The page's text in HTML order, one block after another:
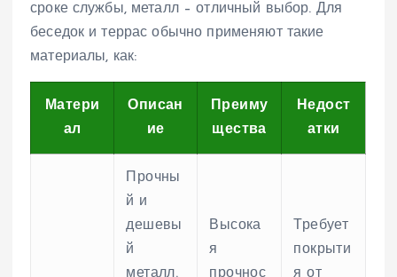
сроке службы, металл – отличный выбор. Для
беседок и террас обычно применяют такие
материалы, как:
Матери
ал
Описан
ие
Преиму
щества
Недост
атки
Прочны
й и
дешевы
й
металл.
Высока
я
прочнос
Требует
покрыти
я от